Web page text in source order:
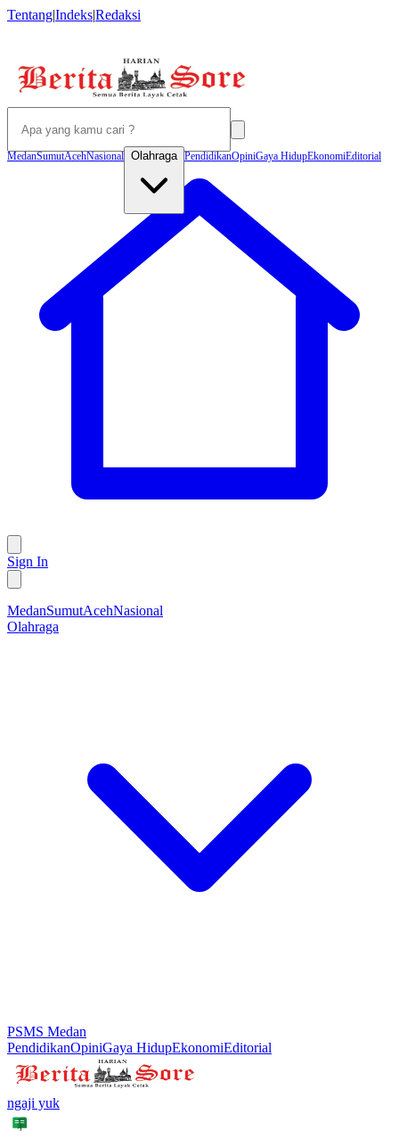
Tentang|Indeks|Redaksi
MedanSumutAcehNasional Olahraga PendidikanOpiniGaya HidupEkonomiEditorial
Sign In
MedanSumutAcehNasional
Olahraga
PSMS Medan
PendidikanOpiniGaya HidupEkonomiEditorial
ngaji yuk